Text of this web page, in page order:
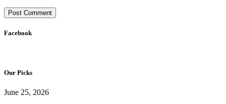
Facebook
Our Picks
June 25, 2026